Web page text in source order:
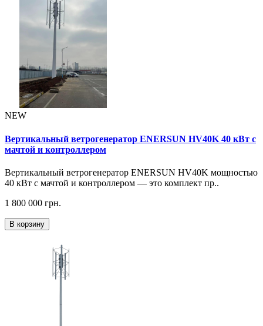
NEW
Вертикальный ветрогенератор ENERSUN HV40K 40 кВт с
мачтой и контроллером
Вертикальный ветрогенератор ENERSUN HV40K мощностью
40 кВт с мачтой и контроллером — это комплект пр..
1 800 000 грн.
В корзину